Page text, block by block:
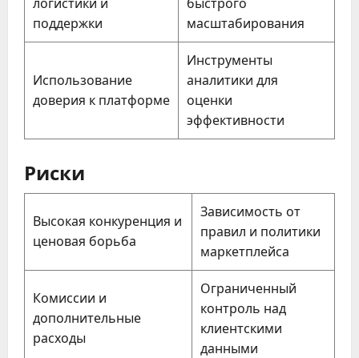
поддержки
масштабирования
Использование
доверия к платформе
Инструменты
аналитики для
оценки
эффективности
Риски
Высокая конкуренция и
ценовая борьба
Зависимость от
правил и политики
маркетплейса
Комиссии и
дополнительные
расходы
Ограниченный
контроль над
клиентскими
данными